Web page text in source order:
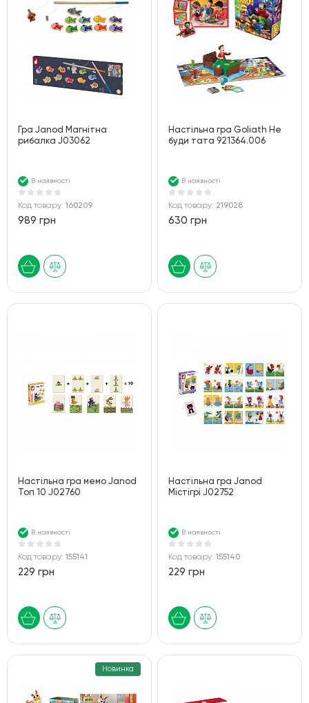
Гра Janod Магнітна
рибалка J03062
В наявності
Код товару: 160209
989 грн
Настільна гра Goliath Не
буди тата 921364.006
В наявності
Код товару: 219028
630 грн
Настільна гра мемо Janod
Топ 10 J02760
В наявності
Код товару: 155141
229 грн
Настільна гра Janod
Містігрі J02752
В наявності
Код товару:155140
229 грн
Новинка